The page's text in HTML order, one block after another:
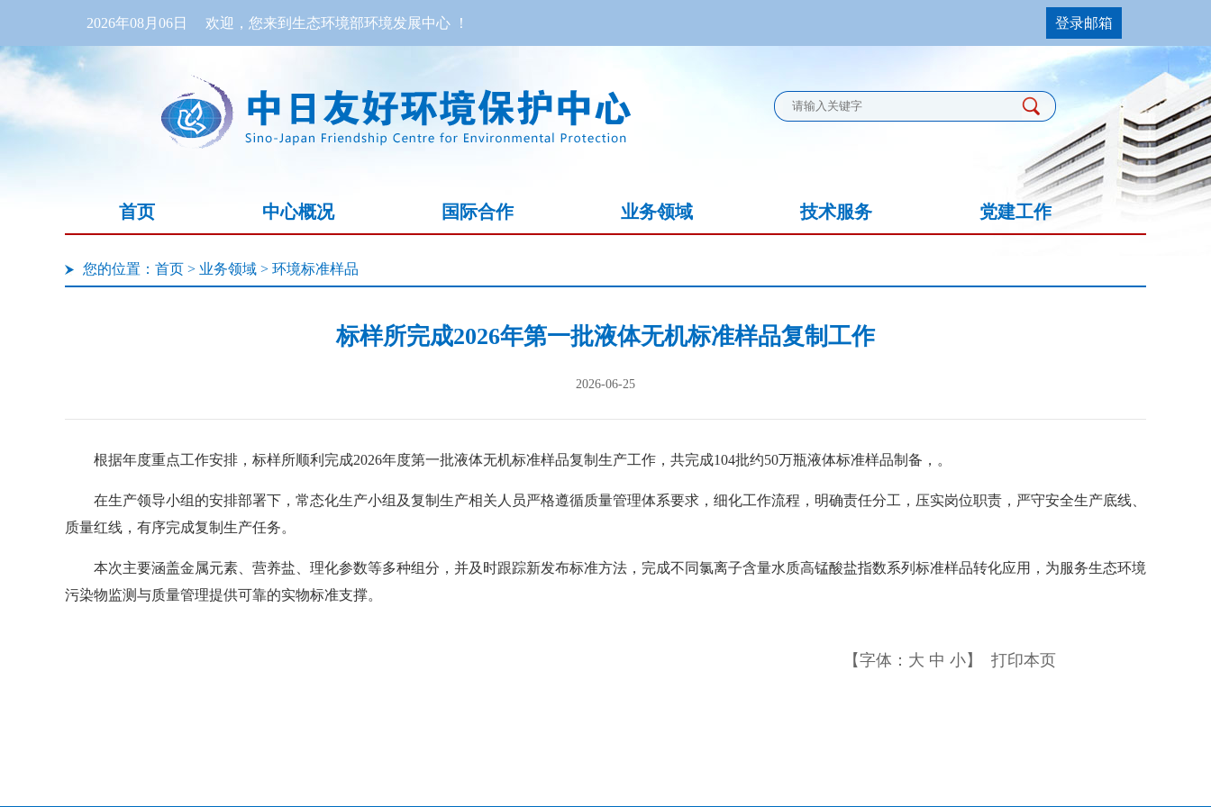
2026年08月06日 欢迎，您来到生态环境部环境发展中心 ！ 登录邮箱
首页 中心概况 国际合作 业务领域 技术服务 党建工作
您的位置： 首页 > 业务领域 > 环境标准样品
标样所完成2026年第一批液体无机标准样品复制工作
2026-06-25
根据年度重点工作安排，标样所顺利完成2026年度第一批液体无机标准样品复制生产工作，共完成104批约50万瓶液体标准样品制备，。
在生产领导小组的安排部署下，常态化生产小组及复制生产相关人员严格遵循质量管理体系要求，细化工作流程，明确责任分工，压实岗位职责，严守安全生产底线、
质量红线，有序完成复制生产任务。
本次主要涵盖金属元素、营养盐、理化参数等多种组分，并及时跟踪新发布标准方法，完成不同氯离子含量水质高锰酸盐指数系列标准样品转化应用，为服务生态环境
污染物监测与质量管理提供可靠的实物标准支撑。
【字体： 大 中 小】 打印本页